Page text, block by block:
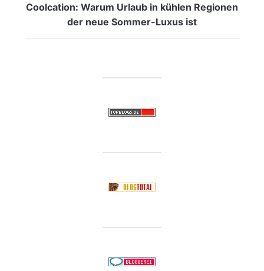
Coolcation: Warum Urlaub in kühlen Regionen
der neue Sommer-Luxus ist